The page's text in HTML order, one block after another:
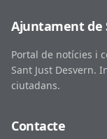
Ajuntament de
Portal de notícies i
Sant Just Desvern.
ciutadans.
Contacte